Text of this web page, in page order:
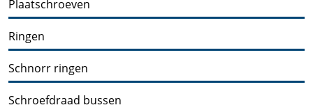
Plaatschroeven
Ringen
Schnorr ringen
Schroefdraad bussen